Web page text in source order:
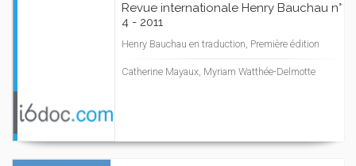
Revue internationale Henry Bauchau n°
4 - 2011
Henry Bauchau en traduction, Première édition
Catherine Mayaux, Myriam Watthée-Delmotte